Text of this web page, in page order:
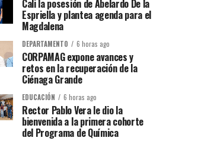
Cali la posesión de Abelardo De la
Espriella y plantea agenda para el
Magdalena
DEPARTAMENTO 6 horas ago
CORPAMAG expone avances y
retos en la recuperación de la
Ciénaga Grande
EDUCACIÓN 6 horas ago
Rector Pablo Vera le dio la
bienvenida a la primera cohorte
del Programa de Química